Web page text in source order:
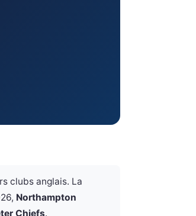
clubs anglais. La
Northampton
Chiefs.